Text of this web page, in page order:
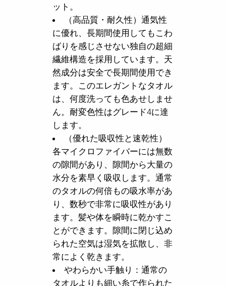
ット。
（高品質・耐久性）通気性
に優れ、長期間使用してもこわ
ばりを感じさせない独自の超細
繊維構造を採用しています。天
然成分は安全で長期間使用でき
ます。このエレガントなタオル
は、何度洗っても色あせしませ
ん。耐変色性はグレード4に達
します。
（優れた吸収性と速乾性）
各マイクロファイバーには無数
の隙間があり、隙間から大量の
水分を素早く吸収します。通常
のタオルの何倍もの吸水率があ
り、数秒で非常に吸収性があり
ます。髪や体を瞬時に乾かすこ
とができます。隙間に閉じ込め
られた空気は湿気を拡散し、非
常によく乾きます。
やわらかい手触り：通常の
タオルよりも細い糸で作られた